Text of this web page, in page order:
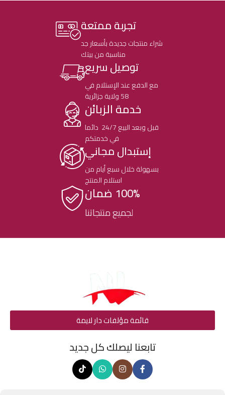
تجربة ممتعة
شراء منتجات جديدة بأسعار جد
مناسبة من بيتك
توصيل سريع
مع الدفع عند الإستلام في
58 ولاية جزائرية
خدمة الزبائن
قبل وبعد البيع 24/7 دائما
في خدمتكم
إستبدال مجاني
بسهولة خلال سبع أيام من
استلام المنتج
100% ضمان
لجميع منتجاتنا
قائمة مؤلفات دار لايمة
تابعنا ليصلك كل جديد